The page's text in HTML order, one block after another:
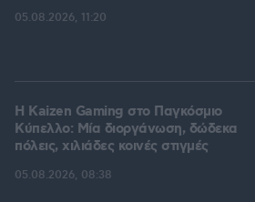
05.08.2026, 11:20
H Kaizen Gaming στο Παγκόσμιο
Kύπελλο: Μία διοργάνωση, δώδεκα
πόλεις, χιλιάδες κοινές στιγμές
05.08.2026, 08:38